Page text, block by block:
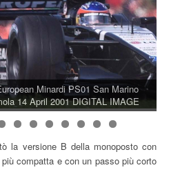
Minardi PS01 San Marino
2001 DIGITAL IMAGE
la versione B della monoposto con
compatta e con un passo più corto